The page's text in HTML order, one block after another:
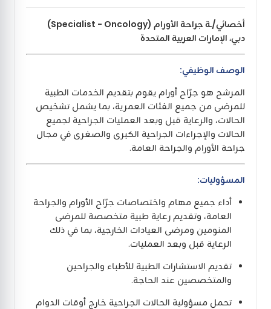
أخصائي/ـة جراحة الأورام (Specialist - Oncology)
دبي، الإمارات العربية المتحدة
الوصف الوظيفي:
المرشح هو جرّاح أورام يقوم بتقديم الخدمات الطبية
للمرضى من جميع الفئات العمرية، بما يشمل تشخيص
الحالات، والرعاية قبل وبعد العمليات الجراحية لجميع
الحالات والإجراءات الجراحية الكبرى والصغرى في مجال
جراحة الأورام والجراحة العامة.
المسؤوليات:
أداء جميع مهام واختصاصات جرّاح الأورام والجراحة
العامة، وتقديم رعاية طبية متخصصة للمرضى
المنومين ومرضى العيادات الخارجية، بما في ذلك
الرعاية قبل وبعد العمليات.
تقديم الاستشارات الطبية للأطباء والجراحين
والمتخصصين عند الحاجة.
تحمل مسؤولية الحالات الجراحية خارج أوقات الدوام